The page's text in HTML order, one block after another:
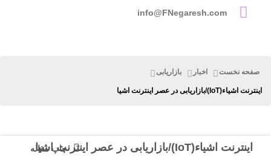
info@FNegaresh.com
صفحه نخست اخبار بازاریابی
اینترنت اشیاء(IoT)/بازاریابی در عصر اینترنت اشیا
اینترنت اشیاء(IoT)/بازاریابی در عصر اینترنت اشیا چاپ مقاله